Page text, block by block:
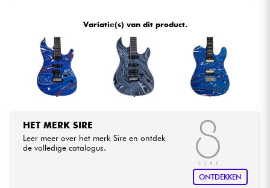
Variatie(s) van dit product.
HET MERK SIRE
Leer meer over het merk Sire en ontdek
de volledige catalogus.
ONTDEKKEN